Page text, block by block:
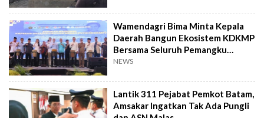
Wamendagri Bima Minta Kepala
Daerah Bangun Ekosistem KDKMP
Bersama Seluruh Pemangku
Kepentingan
NEWS
Lantik 311 Pejabat Pemkot Batam,
Amsakar Ingatkan Tak Ada Pungli